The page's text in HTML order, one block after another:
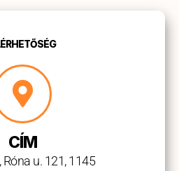
CÍM
Róna u. 121, 1145